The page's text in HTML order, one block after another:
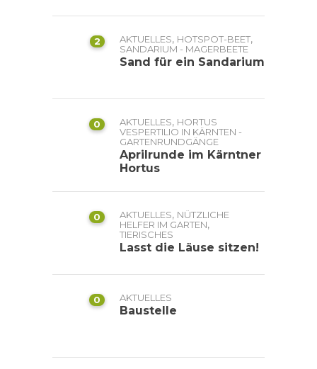
2 AKTUELLES, HOTSPOT-BEET,
SANDARIUM - MAGERBEETE
Sand für ein Sandarium
0 AKTUELLES, HORTUS
VESPERTILIO IN KÄRNTEN -
GARTENRUNDGÄNGE
Aprilrunde im Kärntner
Hortus
0 AKTUELLES, NÜTZLICHE
HELFER IM GARTEN,
TIERISCHES
Lasst die Läuse sitzen!
0 AKTUELLES
Baustelle